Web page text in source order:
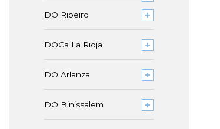
DO Ribeiro
DOCa La Rioja
DO Arlanza
DO Binissalem